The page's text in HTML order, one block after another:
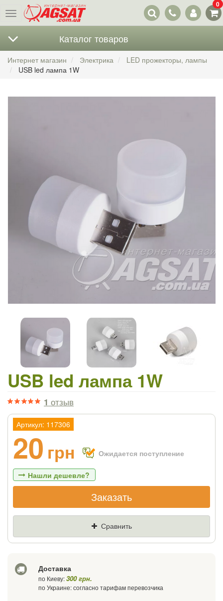
Меню
Наши
контакты
0
Каталог товаров
Интернет магазин Электрика
LED прожекторы, лампы
USB led лампа 1W
USB led лампа 1W
1 отзыв
Артикул: 117306
20 грн Ожидается поступление
Нашли дешевле?
Если Вы найдете товар дешевле - мы
снизим цену и подарим % от разницы
Цена
Ваш телефон
Где нашли (Url ссылка)
Заказать
Сравнить
Доставка
по Киеву:300 грн.
по Украине: согласно тарифам перевозчика